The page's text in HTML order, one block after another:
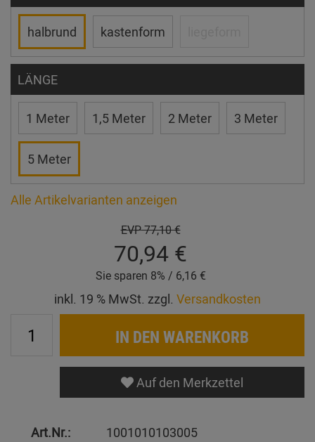
halbrund kastenform
LÄNGE
1 Meter 1,5 Meter 2 Meter 3 Meter
5 Meter
Alle Artikelvarianten anzeigen
EVP77,10 €
70,94 €
Sie sparen 8% / 6,16 €
inkl. 19 % MwSt. zzgl. Versandkosten
IN DEN WARENKORB
Auf den Merkzettel
Art.Nr.:
1001010103005